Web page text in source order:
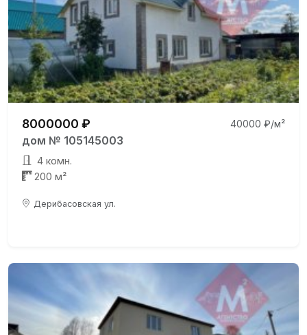
8000000 ₽ 40000 ₽/м²
дом № 105145003
4 комн.
200 м²
Дерибасовская ул.